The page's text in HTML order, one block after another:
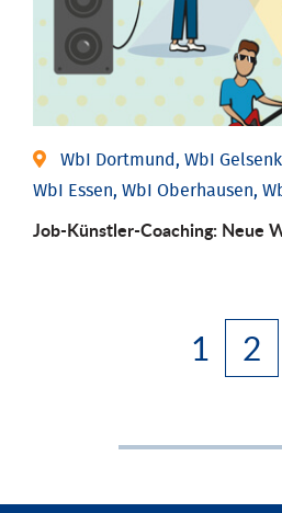
WbI Dortmund, WbI
WbI Essen, WbI Oberhausen,
Job-Künstler-Coaching: Neue
1 2